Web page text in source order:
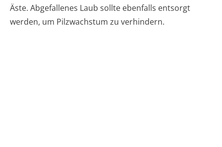
Äste. Abgefallenes Laub sollte ebenfalls entsorgt
werden, um Pilzwachstum zu verhindern.